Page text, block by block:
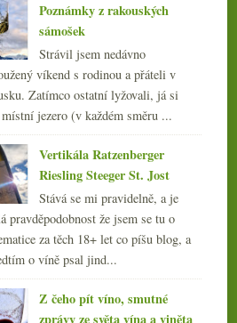
Poznámky z rakouských
sámošek
Strávil jsem nedávno
víkend s rodinou a přáteli v
Zatímco ostatní lyžovali, já si
jezero (v každém směru ...
Vertikála Ratzenberger
Riesling Steeger St. Jost
Stává se mi pravidelně, a je
pravděpodobnost že jsem se tu o
za těch 18+ let co píšu blog, a
o víně psal jind...
Z čeho pít víno, smutné